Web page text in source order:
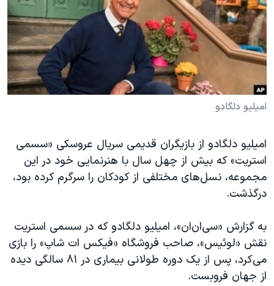
فرهنگ و زندگی
حقوق شهروندی
اقتصادی
اسرائیل در جنگ
آرشیو پخش زنده
مستندها
انتخابات ریاست جمهوری آمریکا ۲۰۲۴
حمله جمهوری اسلامی به اسرائیل
ورزش زنان در ایران
مجموعه مستندهای دادخواهی
تریبونال مردمی آبان ۹۸
دادگاه حمید نوری
قانون شفافیت دارائی کادر رهبری ایران
اعتراضات مردمی آبان ۹۸
اسرائیل در جنگ
دنبال کنید
زبانهای مختلف
امیلیو دلگادو
امیلیو دلگادو از بازیگران قدیمی سریال عروسکی «سسمی
استریت» که بیش از چهل سال با هنرنمایی خود در این
مجموعه، نسل‌های مختلفی از کودکان را سرگرم کرده بود،
درگذشت.
به گزارش «سی‌ان‌ان»، امیلیو دلگادو که در سسمی استریت
نقش «لوئیس»، صاحب فروشگاه «فیکس ات شاپ» را بازی
می‌کرد، پس از یک دوره طولانی بیماری در ۸۱ سالگی دیده
از جهان فروبست.